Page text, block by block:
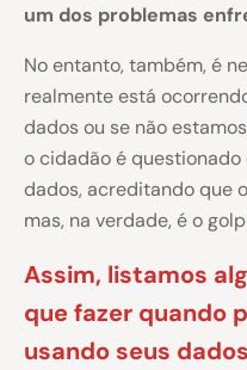
um dos problemas
No entanto, também, é
realmente está
dados ou se não
o cidadão é
dados, acreditando que
mas, na verdade, é o
Assim, listamos
que fazer quando
usando seus